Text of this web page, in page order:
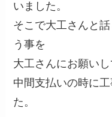
いました。
そこで大工さんと
う事を
大工さんにお願いし
中間支払いの時に
た。